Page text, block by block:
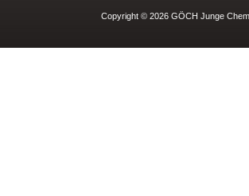
Copyright © 2026 GÖCH Junge